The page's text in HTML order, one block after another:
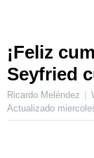
¡Feliz
Seyfried
Ricardo Meléndez
Actualizado